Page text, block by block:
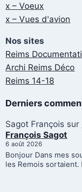
x – Voeux
x – Vues d'avion
Nos sites
Reims
Archi Reims Déco
Reims 14-18
Derniers
Sagot François sur
François Sagot
6 août 2026
Bonjour Dans mes
les Remois sortaient.